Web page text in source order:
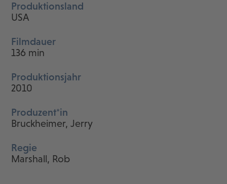
Produktionsland
USA
Filmdauer
136 min
Produktionsjahr
2010
Produzent*in
Bruckheimer, Jerry
Regie
Marshall, Rob